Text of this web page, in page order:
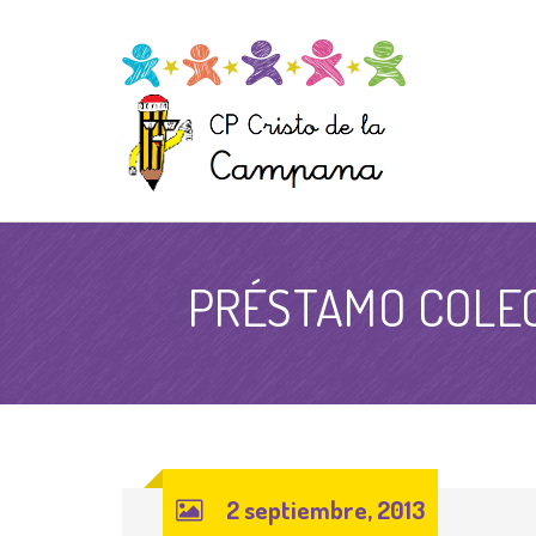
PRÉSTAMO
2 septiembre, 2013